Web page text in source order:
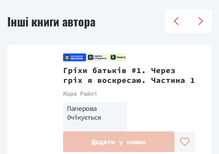
Інші книги автора
Гріхи батьків #1. Через
гріх я воскресаю. Частина 1
Кора Райлі
Паперова
Очікується
Додати у кошик